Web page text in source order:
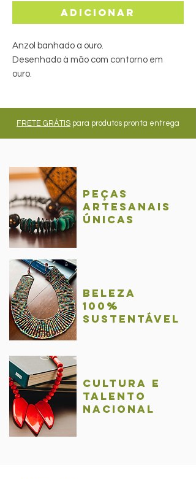
Adicionar
Anzol banhado a ouro.
Desenhado à mão com contorno em
ouro.
FRETE GRÁTIS para produtos pronta entrega
Peças
Artesanais
únicas
BelezA
100%
sustentável
Cultura e
talentO
nacional